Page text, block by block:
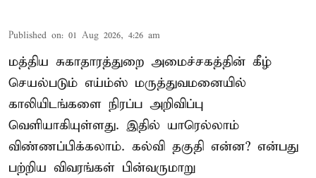
Published on: 01 Aug 2026, 4:26 am
மத்திய சுகாதாரத்துறை அமைச்சகத்தின் கீழ்
செயல்படும் எய்ம்ஸ் மருத்துவமனையில்
காலியிடங்களை நிரப்ப அறிவிப்பு
வெளியாகியுள்ளது. இதில் யாரெல்லாம்
விண்ணப்பிக்கலாம். கல்வி தகுதி என்ன? என்பது
பற்றிய விவரங்கள் பின்வருமாறு